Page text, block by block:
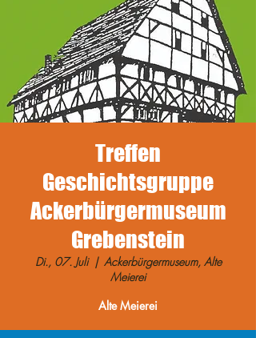
Treffen
Geschichtsgruppe
Ackerbürgermuseum
Grebenstein
Di., 07. Juli
  |
Ackerbürgermuseum, Alte
Meierei
Alte Meierei